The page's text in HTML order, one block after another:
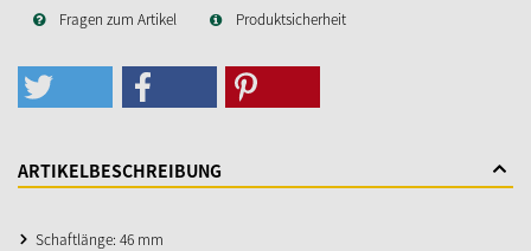
Fragen zum Artikel Produktsicherheit
ARTIKELBESCHREIBUNG
Schaftlänge: 46 mm